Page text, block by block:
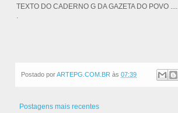
TEXTO DO CADERNO G DA GAZETA DO POVO ....
.
Postado porARTEPG.COM.BR às 07:39
Postagens mais recentes